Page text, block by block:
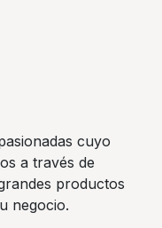
cuyo
a través de
productos
negocio.